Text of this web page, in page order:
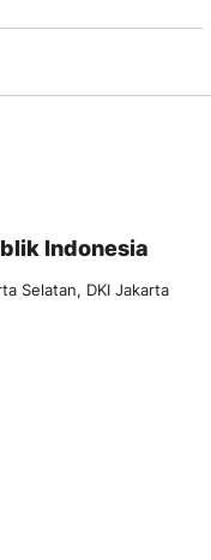
Indonesia
Selatan, DKI Jakarta